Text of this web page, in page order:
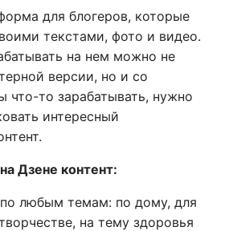
для блогеров, которые
текстами, фото и видео.
на нем можно не
версии, но и со
что-то зарабатывать, нужно
интересный
Дзене контент:
любым темам: по дому, для
на тему здоровья